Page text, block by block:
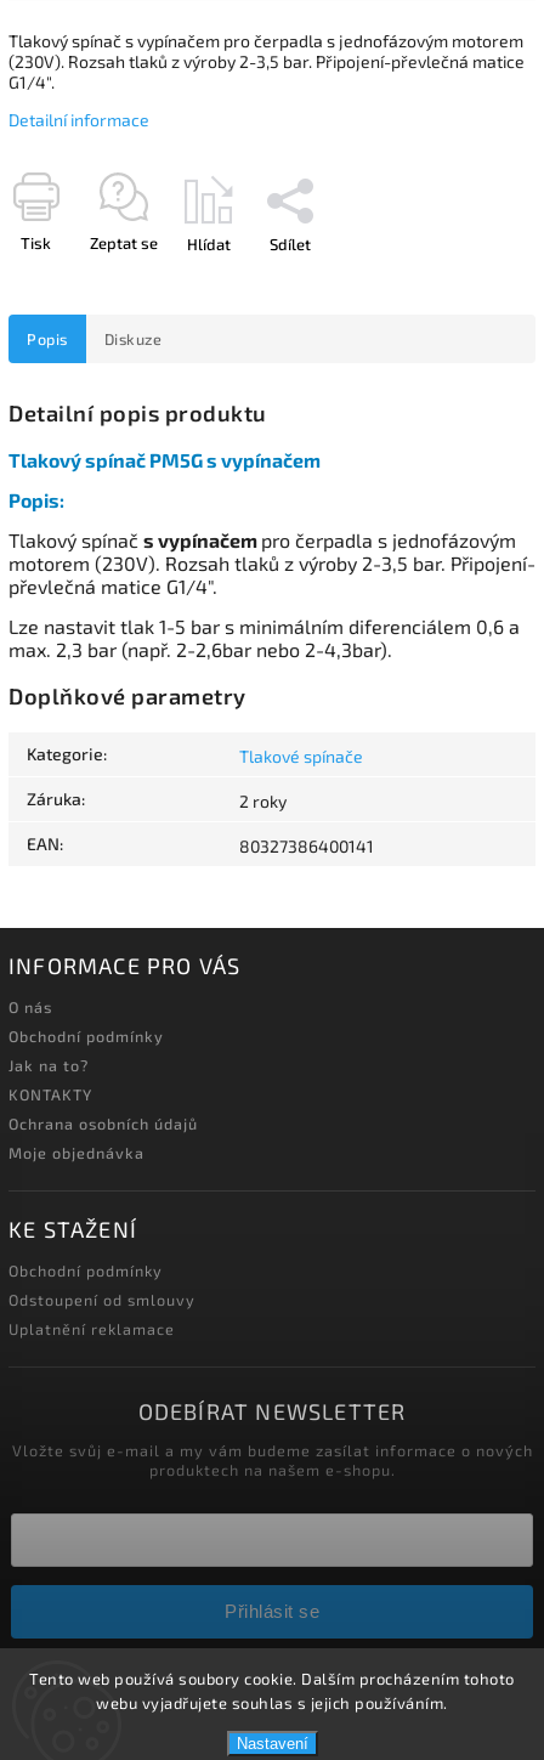
Tento web používá soubory cookie. Dalším procházením tohoto
webu vyjadřujete souhlas s jejich používáním.
Nastavení
Tlakový spínač s vypínačem pro čerpadla s jednofázovým motorem
(230V). Rozsah tlaků z výroby 2-3,5 bar. Připojení-převlečná matice
G1/4".
Detailní informace
Tisk Zeptat se Hlídat Sdílet
Popis Diskuze
Detailní popis produktu
Tlakový spínač PM5G s vypínačem
Popis:
Tlakový spínač s vypínačem pro čerpadla s jednofázovým
motorem (230V). Rozsah tlaků z výroby 2-3,5 bar. Připojení-
převlečná matice G1/4".
Lze nastavit tlak 1-5 bar s minimálním diferenciálem 0,6 a
max. 2,3 bar (např. 2-2,6bar nebo 2-4,3bar).
Doplňkové parametry
Kategorie: Tlakové spínače
Záruka: 2 roky
EAN: 80327386400141
INFORMACE PRO VÁS
O nás
Obchodní podmínky
Jak na to?
KONTAKTY
Ochrana osobních údajů
Moje objednávka
KE STAŽENÍ
Obchodní podmínky
Odstoupení od smlouvy
Uplatnění reklamace
ODEBÍRAT NEWSLETTER
Vložte svůj e-mail a my vám budeme zasílat informace o nových
produktech na našem e-shopu.
Přihlásit se
Copyright 2026HELÍSEK stavební s.r.o.. Všechna práva
vyhrazena.